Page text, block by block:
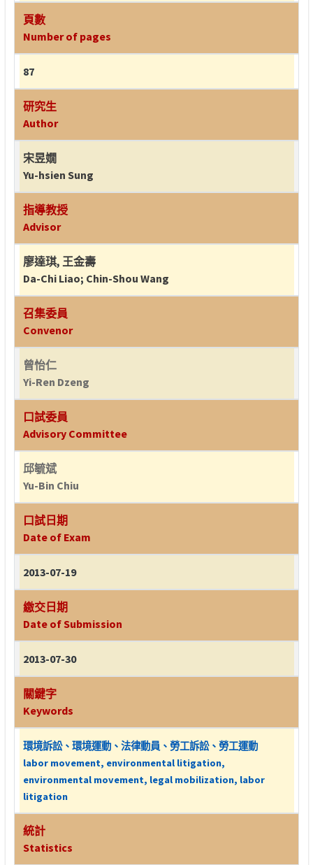
頁數
Number of pages
87
研究生
Author
宋昱嫺
Yu-hsien Sung
指導教授
Advisor
廖達琪, 王金壽
Da-Chi Liao; Chin-Shou Wang
召集委員
Convenor
曾怡仁
Yi-Ren Dzeng
口試委員
Advisory Committee
邱毓斌
Yu-Bin Chiu
口試日期
Date of Exam
2013-07-19
繳交日期
Date of Submission
2013-07-30
關鍵字
Keywords
環境訴訟、環境運動、法律動員、勞工訴訟、勞工運動
labor movement, environmental litigation,
environmental movement, legal mobilization, labor
litigation
統計
Statistics